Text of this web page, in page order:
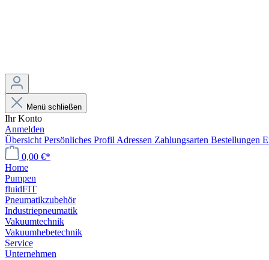
Menü schließen
Ihr Konto
Anmelden
Übersicht Persönliches Profil Adressen Zahlungsarten Bestellungen
0,00 €*
Home
Pumpen
fluidFIT
Pneumatikzubehör
Industriepneumatik
Vakuumtechnik
Vakuumhebetechnik
Service
Unternehmen